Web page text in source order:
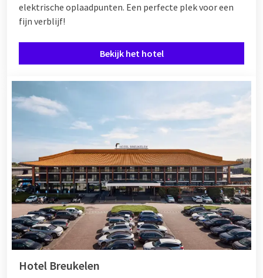
elektrische oplaadpunten. Een perfecte plek voor een
fijn verblijf!
Bekijk het hotel
Hotel Breukelen